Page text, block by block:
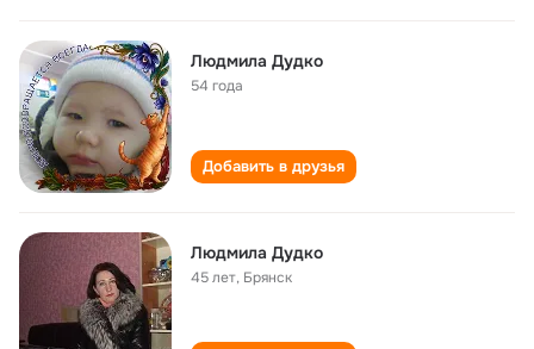
Людмила Дудко
54 года
Добавить в друзья
Людмила Дудко
45 лет, Брянск